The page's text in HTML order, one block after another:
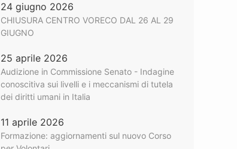
24 giugno 2026
CHIUSURA CENTRO VORECO DAL 26 AL 29
GIUGNO
25 aprile 2026
Audizione in Commissione Senato - Indagine
conoscitiva sui livelli e i meccanismi di tutela
dei diritti umani in Italia
11 aprile 2026
Formazione: aggiornamenti sul nuovo Corso